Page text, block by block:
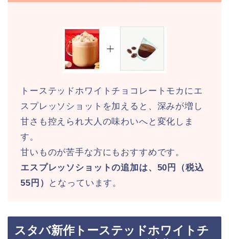
トーステッドホワイトチョコレートモカにエ
スプレッソショットを加えると、深みが増し
甘さも控えられ大人の味わいへと変化しま
す。
甘いものが苦手な方にもおすすめです。
エスプレッソショットの追加は、50円（税込
55円）
となっています。
スタバ新作トーステッドホワイトチ